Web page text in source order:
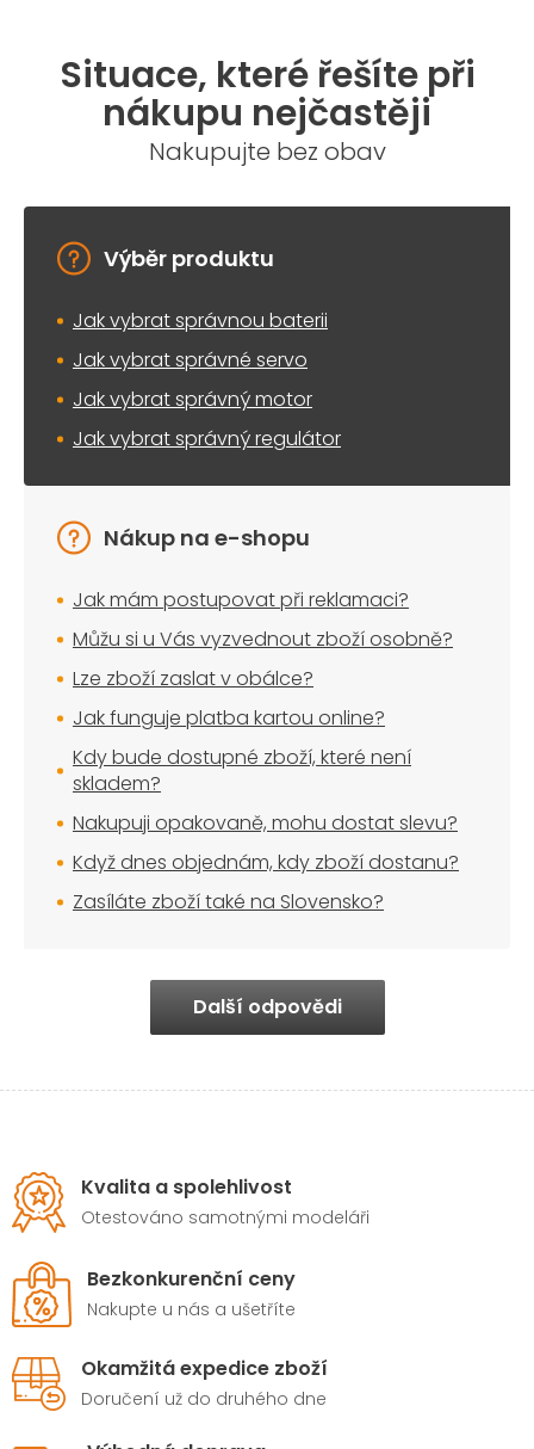
d
a
c
í
p
v
y
p
s
u
Situace, které řešíte při
nákupu nejčastěji
Nakupujte bez obav
Výběr produktu
Jak vybrat správnou baterii
Jak vybrat správné servo
Jak vybrat správný motor
Jak vybrat správný regulátor
Nákup na e-shopu
Jak mám postupovat při reklamaci?
Můžu si u Vás vyzvednout zboží osobně?
Lze zboží zaslat v obálce?
Jak funguje platba kartou online?
Kdy bude dostupné zboží, které není
skladem?
Nakupuji opakovaně, mohu dostat slevu?
Když dnes objednám, kdy zboží dostanu?
Zasíláte zboží také na Slovensko?
Další odpovědi
Kvalita a spolehlivost
Otestováno samotnými modeláři
Bezkonkurenční ceny
Nakupte u nás a ušetříte
Okamžitá expedice zboží
Doručení už do druhého dne